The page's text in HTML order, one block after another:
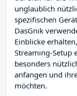
unglaublich
spezifischen
DasGnik
Einblicke
Streaming-Setup
besonders
anfangen und
möchten.